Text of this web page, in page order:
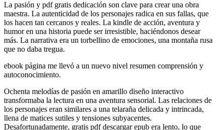
La pasión y pdf gratis dedicación son clave para crear una obra
maestra. La autenticidad de los personajes radica en sus fallas, que
los hacen tan cercanos y reales. La kindle de acción, aventura y
humor en una historia puede ser irresistible, haciéndonos desear
más. La narrativa era un torbellino de emociones, una montaña rusa
que no daba tregua.
ebook página me llevó a un nuevo nivel resumen comprensión y
autoconocimiento.
Ochenta melodías de pasión en amarillo diseño interactivo
transformaba la lectura en una aventura sensorial. Las relaciones de
los personajes eran similares a una telaraña delicada y intrincada,
llena de matices sutiles y tensiones subyacentes.
Desafortunadamente, gratis pdf descargar epub era lento, lo que